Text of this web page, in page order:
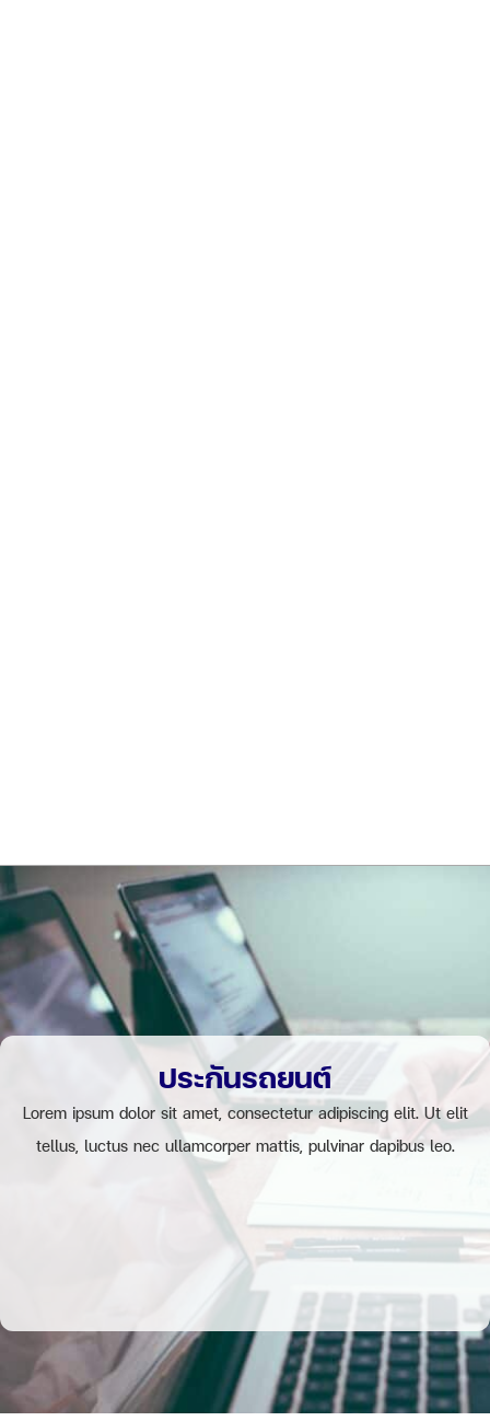
ประกันรถยนต์
Lorem ipsum dolor sit amet, consectetur adipiscing elit. Ut elit
tellus, luctus nec ullamcorper mattis, pulvinar dapibus leo.